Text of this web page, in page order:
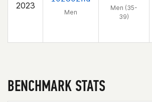
2023
Men
Men (35-
39)
BENCHMARK STATS